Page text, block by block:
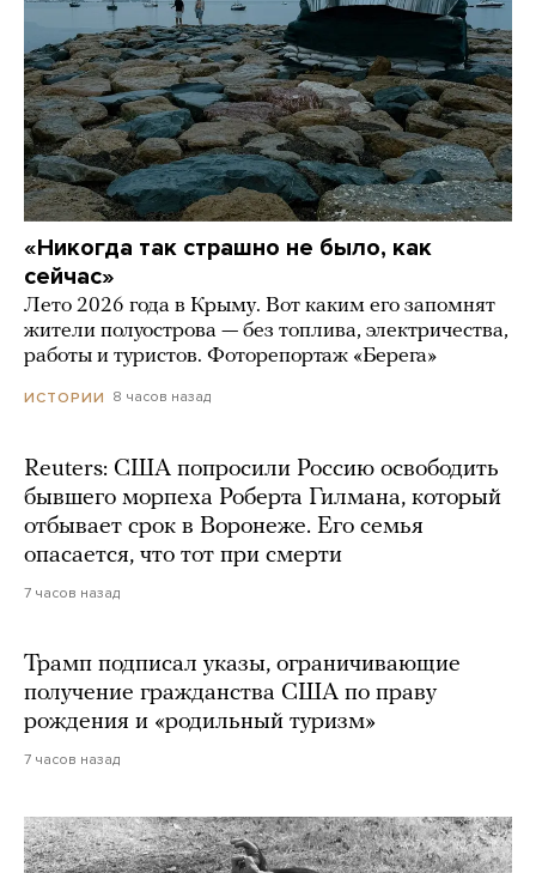
«Никогда так страшно не было, как
сейчас»
Лето 2026 года в Крыму. Вот каким его запомнят
жители полуострова — без топлива, электричества,
работы и туристов. Фоторепортаж «Берега»
ИСТОРИИ 8 часов назад
Reuters: США попросили Россию освободить
бывшего морпеха Роберта Гилмана, который
отбывает срок в Воронеже. Его семья
опасается, что тот при смерти
7 часов назад
Трамп подписал указы, ограничивающие
получение гражданства США по праву
рождения и «родильный туризм»
7 часов назад